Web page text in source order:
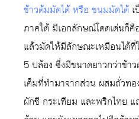
ข้าวต้มมัดไต้ หรือ ขนมมัดไต้
ภาคใต้ มีเอกลักษณ์โดดเด่นก็คื
แล้วมัดให้มีลักษณะเหมือนไต้
5 ปล้อง ซึ่งมีขนาดยาวกว่าข้า
เค็มที่ทำมาจากส่วน ผสมถั่วทอ
ผักชี กระเทียม และพริกไทย